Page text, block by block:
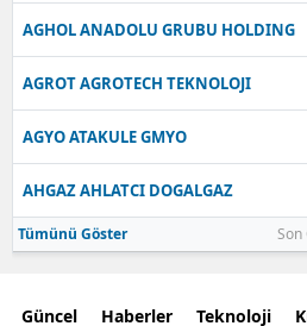
AGHOL ANADOLU GRUBU HOLDING
AGROT AGROTECH TEKNOLOJI
AGYO ATAKULE GMYO
AHGAZ AHLATCI DOGALGAZ
Tümünü Göster Son
Güncel Haberler Teknoloji